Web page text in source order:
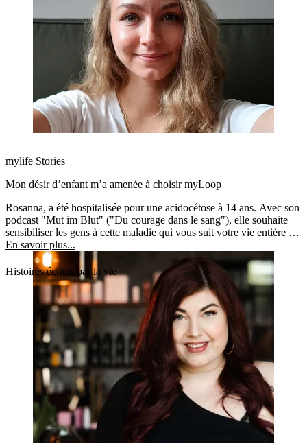
mylife Stories
Mon désir d’enfant m’a amenée à choisir myLoop
Rosanna, a été hospitalisée pour une acidocétose à 14 ans. Avec son
podcast "Mut im Blut" ("Du courage dans le sang"), elle souhaite
sensibiliser les gens à cette maladie qui vous suit votre vie entière et
encourager les personnes touchées.
En savoir plus...
Histoires écrites par la vie